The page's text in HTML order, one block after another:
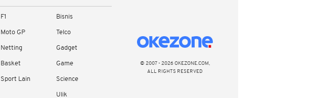
F1
Moto GP
Netting
Basket
Sport Lain
Bisnis
Telco
Gadget
Game
Science
Ulik
© 2007 - 2026 OKEZONE.COM,
ALL RIGHTS RESERVED